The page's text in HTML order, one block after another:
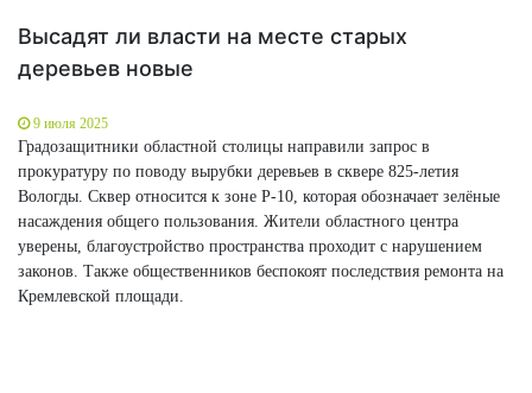
Высадят ли власти на месте старых
деревьев новые
9 июля 2025
Градозащитники областной столицы направили запрос в
прокуратуру по поводу вырубки деревьев в сквере 825-летия
Вологды. Сквер относится к зоне Р-10, которая обозначает зелёные
насаждения общего пользования. Жители областного центра
уверены, благоустройство пространства проходит с нарушением
законов. Также общественников беспокоят последствия ремонта на
Кремлевской площади.